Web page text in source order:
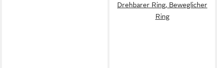
Drehbarer Ring, Beweglicher
Ring